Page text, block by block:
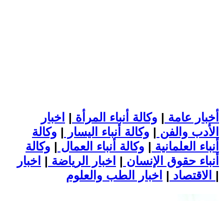
أخبار عامة | وكالة أنباء المرأة | اخبار
الأدب والفن | وكالة أنباء اليسار | وكالة
أنباء العلمانية | وكالة أنباء العمال | وكالة
أنباء حقوق الإنسان | اخبار الرياضة | اخبار
الاقتصاد | |